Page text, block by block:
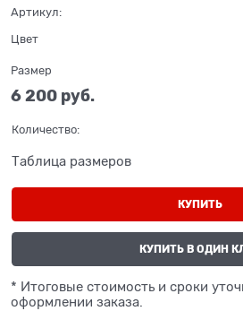
Артикул:
Цвет
Размер
6 200 руб.
Количество:
Таблица размеров
КУПИТЬ
КУПИТЬ В ОДИН
* Итоговые стоимость и сроки
оформлении заказа.